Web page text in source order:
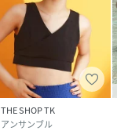
THE SHOP TK
アンサンブル